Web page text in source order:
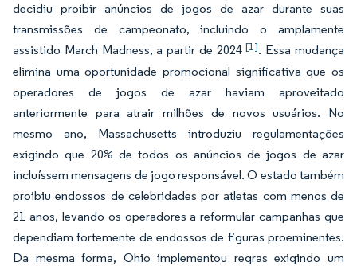
decidiu proibir anúncios de jogos de azar durante suas
transmissões de campeonato, incluindo o amplamente
assistido March Madness, a partir de 2024[1]. Essa mudança
elimina uma oportunidade promocional significativa que os
operadores de jogos de azar haviam aproveitado
anteriormente para atrair milhões de novos usuários. No
mesmo ano, Massachusetts introduziu regulamentações
exigindo que 20% de todos os anúncios de jogos de azar
incluíssem mensagens de jogo responsável. O estado também
proibiu endossos de celebridades por atletas com menos de
21 anos, levando os operadores a reformular campanhas que
dependiam fortemente de endossos de figuras proeminentes.
Da mesma forma, Ohio implementou regras exigindo um